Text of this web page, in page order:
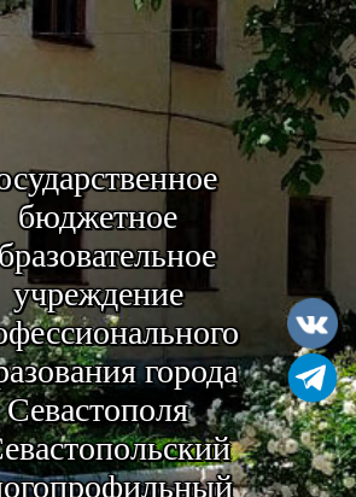
бюджетное
учреждение
города
Севастополя